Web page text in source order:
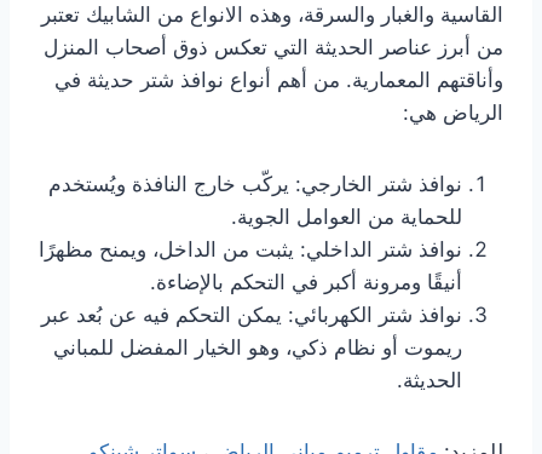
القاسية والغبار والسرقة، وهذه الانواع من الشابيك تعتبر
من أبرز عناصر الحديثة التي تعكس ذوق أصحاب المنزل
وأناقتهم المعمارية. من أهم أنواع نوافذ شتر حديثة في
الرياض هي:
نوافذ شتر الخارجي: يركّب خارج النافذة ويُستخدم
للحماية من العوامل الجوية.
نوافذ شتر الداخلي: يثبت من الداخل، ويمنح مظهرًا
أنيقًا ومرونة أكبر في التحكم بالإضاءة.
نوافذ شتر الكهربائي: يمكن التحكم فيه عن بُعد عبر
ريموت أو نظام ذكي، وهو الخيار المفضل للمباني
الحديثة.